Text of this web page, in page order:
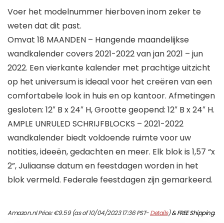
Voer het modelnummer hierboven inom zeker te
weten dat dit past.
Omvat 18 MAANDEN – Hangende maandelijkse
wandkalender covers 2021-2022 van jan 2021 – jun
2022. Een vierkante kalender met prachtige uitzicht
op het universum is ideaal voor het creëren van een
comfortabele look in huis en op kantoor. Afmetingen
gesloten: 12″ B x 24″ H, Grootte geopend: 12″ B x 24″ H.
AMPLE UNRULED SCHRIJFBLOCKS – 2021-2022
wandkalender biedt voldoende ruimte voor uw
notities, ideeën, gedachten en meer. Elk blok is 1,57 “x
2”, Juliaanse datum en feestdagen worden in het
blok vermeld. Federale feestdagen zijn gemarkeerd.
Amazon.nl Price:€9.59(as of 10/04/2023 17:36 PST-Details)&FREE Shipping.